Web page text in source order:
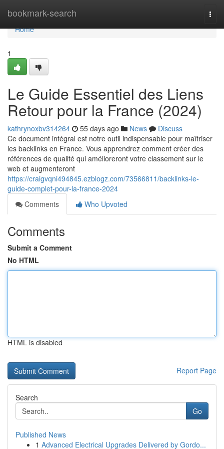
bookmark-search
Home
Home
1
Le Guide Essentiel des Liens
Retour pour la France (2024)
kathrynoxbv314264 55 days ago News
Discuss
Ce document intégral est notre outil indispensable pour maîtriser
les backlinks en France. Vous apprendrez comment créer des
références de qualité qui amélioreront votre classement sur le
web et augmenteront
https://craigvqni494845.ezblogz.com/73566811/backlinks-le-
guide-complet-pour-la-france-2024
Comments
Who Upvoted
Comments
Submit a Comment
No HTML
HTML is disabled
Report Page
Search
Go
Published News
1 Advanced Electrical Upgrades Delivered by Gordo...